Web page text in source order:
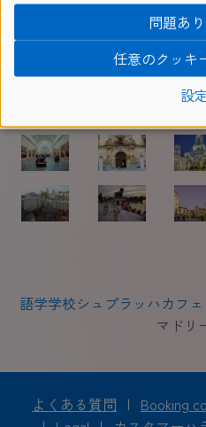
語学学校シュプラッハカフェ
マドリ
よくある質問 | Booking
設定
任意のクッキ
問題あ